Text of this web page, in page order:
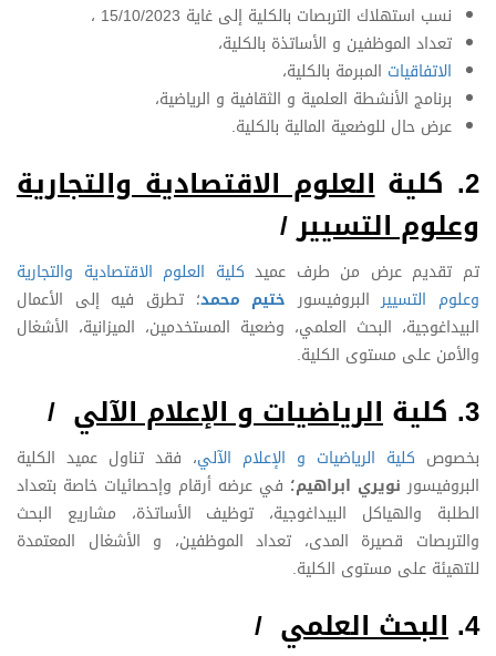
نسب استهلاك التربصات بالكلية إلى غاية 15/10/2023 ،
تعداد الموظفين و الأساتذة بالكلية،
الاتفاقيات المبرمة بالكلية،
برنامج الأنشطة العلمية و الثقافية و الرياضية،
عرض حال للوضعية المالية بالكلية.
2. كليةالعلوم الاقتصادية والتجارية
وعلوم التسيير/
تم تقديم عرض من طرف عميد كلية العلوم الاقتصادية والتجارية
وعلوم التسييرالبروفيسور ختيم محمد؛ تطرق فيه إلى الأعمال
البيداغوجية، البحث العلمي، وضعية المستخدمين، الميزانية، الأشغال
والأمن على مستوى الكلية.
3. كليةالرياضيات و الإعلام الآلي /
بخصوص كلية الرياضيات و الإعلام الآلي، فقد تناول عميد الكلية
البروفيسور نويري ابراهيم؛ في عرضه أرقام وإحصائيات خاصة بتعداد
الطلبة والهياكل البيداغوجية، توظيف الأساتذة، مشاريع البحث
والتربصات قصيرة المدى، تعداد الموظفين، و الأشغال المعتمدة
للتهيئة على مستوى الكلية.
4. البحث العلمي /